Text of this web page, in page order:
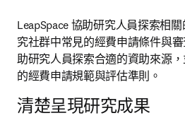
LeapSpace 協助研究人員探索相
究社群中常見的經費申請條件與
助研究人員探索合適的資助來源
的經費申請規範與評估準則。
清楚呈現研究成果